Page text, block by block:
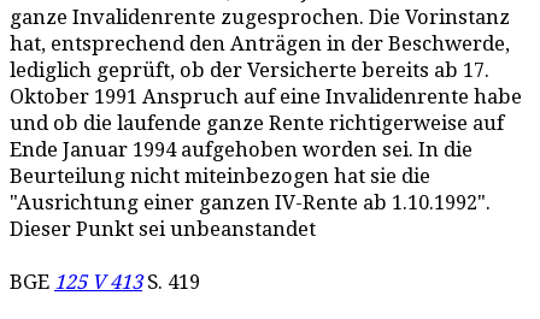
ganze Invalidenrente zugesprochen. Die Vorinstanz
hat, entsprechend den Anträgen in der Beschwerde,
lediglich geprüft, ob der Versicherte bereits ab 17.
Oktober 1991 Anspruch auf eine Invalidenrente habe
und ob die laufende ganze Rente richtigerweise auf
Ende Januar 1994 aufgehoben worden sei. In die
Beurteilung nicht miteinbezogen hat sie die
"Ausrichtung einer ganzen IV-Rente ab 1.10.1992".
Dieser Punkt sei unbeanstandet
BGE 125 V 413S. 419